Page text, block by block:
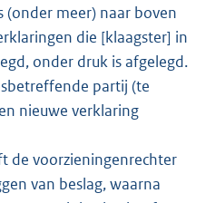
(onder meer) naar boven
die [klaagster] in
onder druk is afgelegd.
partij (te
nieuwe verklaring
de voorzieningenrechter
van beslag, waarna